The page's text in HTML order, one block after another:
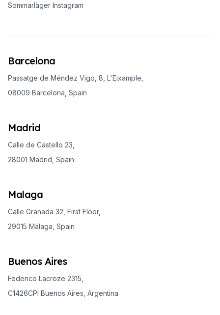
Sommarläger Instagram
Barcelona
Passatge de Méndez Vigo, 8, L'Eixample,
08009 Barcelona, Spain
Madrid
Calle de Castello 23,
28001 Madrid, Spain
Malaga
Calle Granada 32, First Floor,
29015 Málaga, Spain
Buenos Aires
Federico Lacroze 2315,
C1426CPI Buenos Aires, Argentina